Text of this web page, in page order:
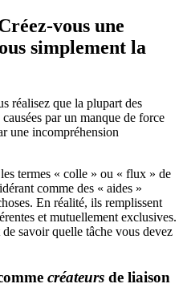
vous une
simplement la
réalisez que la plupart des
par un manque de force
une incompréhension
termes « colle » ou « flux » de
comme des « aides »
En réalité, ils remplissent
et mutuellement exclusives.
savoir quelle tâche vous devez
créateurs de liaison